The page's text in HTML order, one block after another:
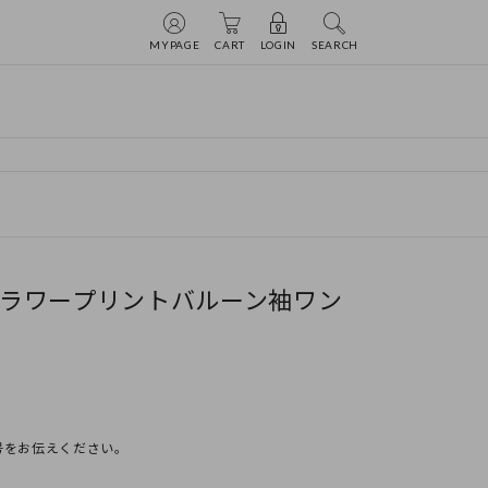
MYPAGE CART LOGIN SEARCH
ワープリントバルーン袖ワン
お伝えください。